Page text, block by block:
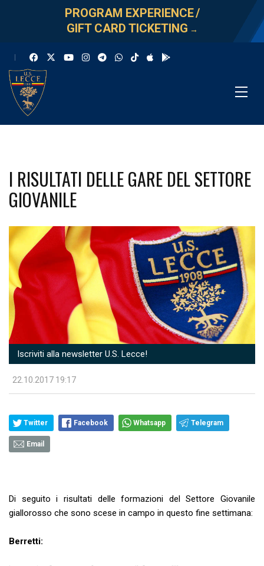
PROGRAM EXPERIENCE/
GIFT CARD TICKETING →
I RISULTATI DELLE GARE DEL SETTORE
GIOVANILE
Iscriviti alla newsletter U.S. Lecce!
22.10.2017 19:17
Twitter Facebook Whatsapp Telegram
Email
Di seguito i risultati delle formazioni del Settore Giovanile
giallorosso che sono scese in campo in questo fine settimana:
Berretti: